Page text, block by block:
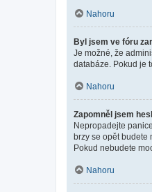
Nahoru
Byl jsem ve fóru
Je možné, že
databáze. Pokud je
Nahoru
Zapomněl jsem
Nepropadejte
brzy se opět budete
Pokud nebudete
Nahoru